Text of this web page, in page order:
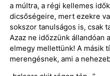
a múltra, a régi kellemes
dicsőségeire, mert ezekre
sokszor tanulságos is, csak
Azaz ne időzzünk állandóan
elmegy mellettünk! A másik
merengésnek, ami a